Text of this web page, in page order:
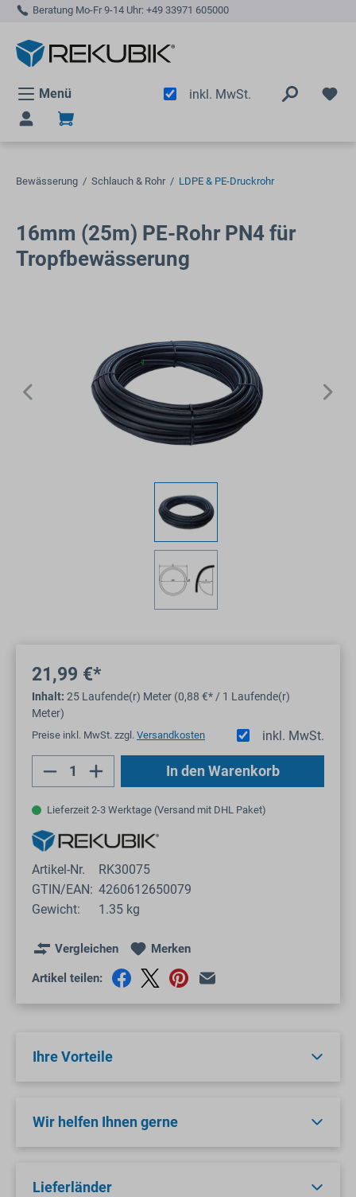
springen
Beratung Mo-Fr 9-14 Uhr: +49 33971 605000
Menü inkl. MwSt.
Bewässerung / Schlauch & Rohr / LDPE & PE-Druckrohr
16mm (25m) PE-Rohr PN4 für
Tropfbewässerung
21,99 €*
Inhalt: 25 Laufende(r) Meter (0,88 €* / 1 Laufende(r)
Meter)
inkl. MwSt.
Preise inkl. MwSt. zzgl. Versandkosten
Produkt Anzahl: Gib den gewünschten
In den Warenkorb
Lieferzeit 2-3 Werktage (Versand mit DHL Paket)
Artikel-Nr.
RK30075
GTIN/EAN: 4260612650079
Gewicht:
1.35 kg
Vergleichen Merken
Artikel teilen:
Ihre Vorteile
Wir helfen Ihnen gerne
Lieferländer